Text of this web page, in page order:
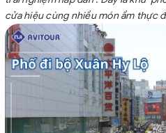
cửa hiệu cùng nhiều món ẩm thực